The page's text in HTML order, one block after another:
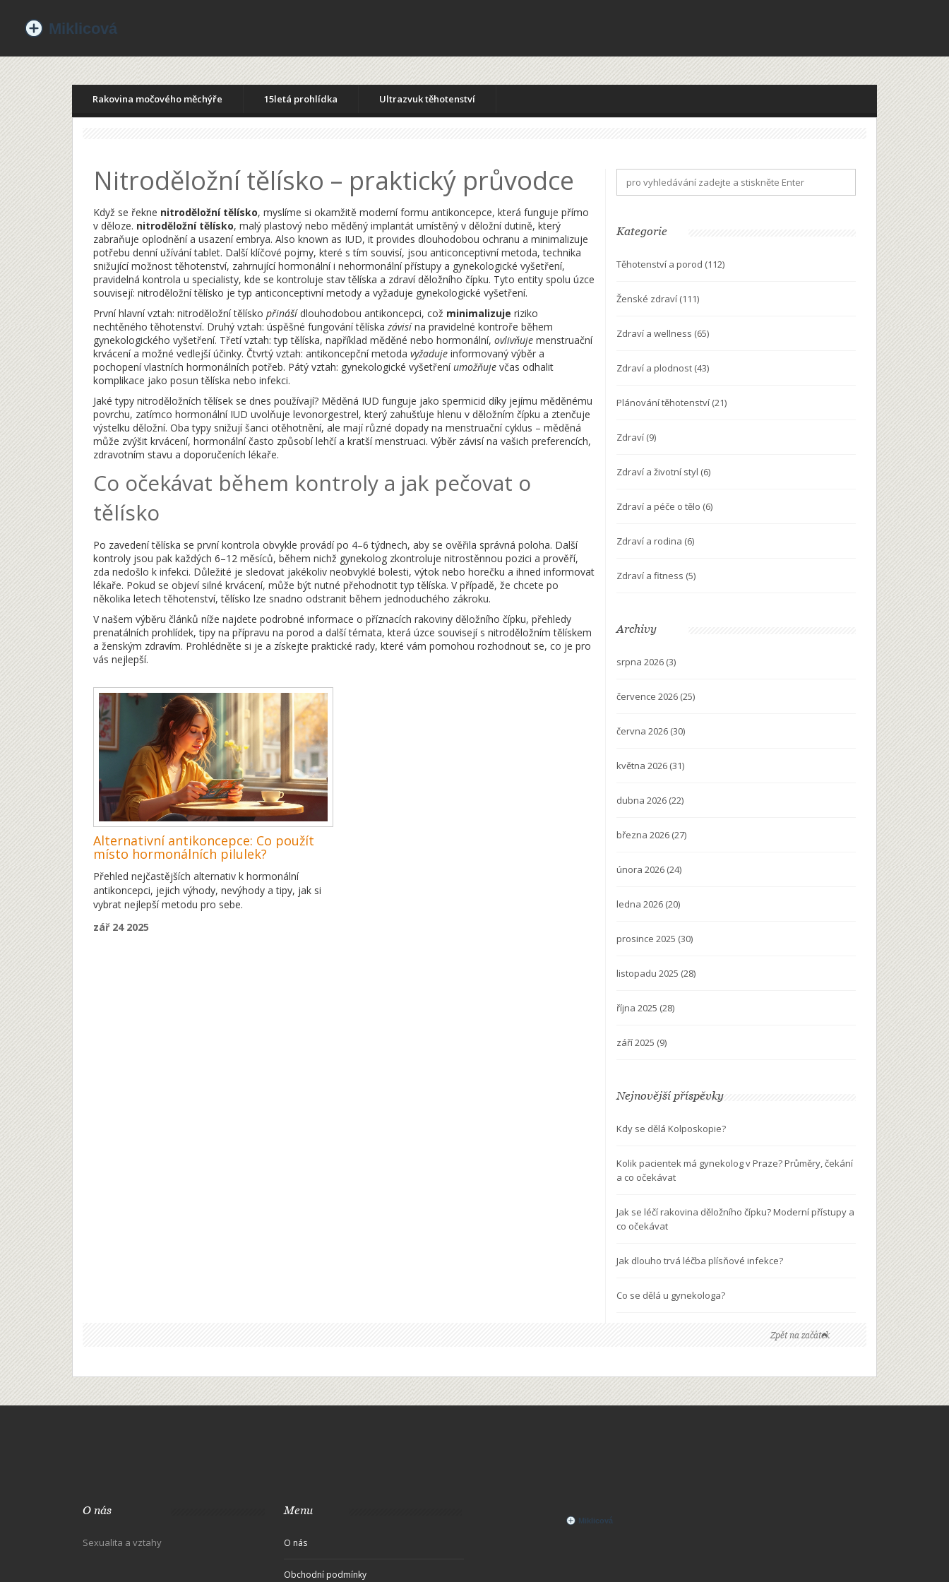
Rakovina močového měchýře 15letá prohlídka Ultrazvuk těhotenství
Nitroděložní tělísko – praktický průvodce
Když se řekne nitroděložní tělísko, myslíme si okamžitě moderní formu antikoncepce, která funguje přímo
v děloze. nitroděložní tělísko, malý plastový nebo měděný implantát umístěný v děložní dutině, který
zabraňuje oplodnění a usazení embrya. Also known as IUD, it provides dlouhodobou ochranu a minimalizuje
potřebu denní užívání tablet. Další klíčové pojmy, které s tím souvisí, jsou anticonceptivní metoda,technika
snižující možnost těhotenství, zahrnující hormonální i nehormonální přístupy a gynekologické vyšetření,
pravidelná kontrola u specialisty, kde se kontroluje stav tělíska a zdraví děložního čípku. Tyto entity spolu úzce
souvisejí: nitroděložní tělísko je typ anticonceptivní metody a vyžaduje gynekologické vyšetření.
První hlavní vztah: nitroděložní tělísko přinášídlouhodobou antikoncepci, což minimalizuje riziko
nechtěného těhotenství. Druhý vztah: úspěšné fungování tělískazávisína pravidelné kontroře během
gynekologického vyšetření. Třetí vztah: typ tělíska, například měděné nebo hormonální, ovlivňuje menstruační
krvácení a možné vedlejší účinky. Čtvrtý vztah: antikoncepční metoda vyžaduje informovaný výběr a
pochopení vlastních hormonálních potřeb. Pátý vztah: gynekologické vyšetřeníumožňuje včas odhalit
komplikace jako posun tělíska nebo infekci.
Jaké typy nitroděložních tělísek se dnes používají? Měděná IUD funguje jako spermicid díky jejímu měděnému
povrchu, zatímco hormonální IUD uvolňuje levonorgestrel, který zahušťuje hlenu v děložním čípku a ztenčuje
výstelku děložní. Oba typy snižují šanci otěhotnění, ale mají různé dopady na menstruační cyklus – měděná
může zvýšit krvácení, hormonální často způsobí lehčí a kratší menstruaci. Výběr závisí na vašich preferencích,
zdravotním stavu a doporučeních lékaře.
Co očekávat během kontroly a jak pečovat o
tělísko
Po zavedení tělíska se první kontrola obvykle provádí po 4–6 týdnech, aby se ověřila správná poloha. Další
kontroly jsou pak každých 6–12 měsíců, během nichž gynekolog zkontroluje nitrostěnnou pozici a prověří,
zda nedošlo k infekci. Důležité je sledovat jakékoliv neobvyklé bolesti, výtok nebo horečku a ihned informovat
lékaře. Pokud se objeví silné krvácení, může být nutné přehodnotit typ tělíska. V případě, že chcete po
několika letech těhotenství, tělísko lze snadno odstranit během jednoduchého zákroku.
V našem výběru článků níže najdete podrobné informace o příznacích rakoviny děložního čípku, přehledy
prenatálních prohlídek, tipy na přípravu na porod a další témata, která úzce souvisejí s nitroděložním tělískem
a ženským zdravím. Prohlédněte si je a získejte praktické rady, které vám pomohou rozhodnout se, co je pro
vás nejlepší.
Alternativní antikoncepce: Co použít
místo hormonálních pilulek?
Přehled nejčastějších alternativ k hormonální
antikoncepci, jejich výhody, nevýhody a tipy, jak si
vybrat nejlepší metodu pro sebe.
zář 24 2025
Kategorie
Těhotenství a porod (112)
Ženské zdraví (111)
Zdraví a wellness (65)
Zdraví a plodnost (43)
Plánování těhotenství (21)
Zdraví (9)
Zdraví a životní styl (6)
Zdraví a péče o tělo (6)
Zdraví a rodina (6)
Zdraví a fitness (5)
Archivy
srpna 2026 (3)
července 2026 (25)
června 2026 (30)
května 2026 (31)
dubna 2026 (22)
března 2026 (27)
února 2026 (24)
ledna 2026 (20)
prosince 2025 (30)
listopadu 2025 (28)
října 2025 (28)
září 2025 (9)
Nejnovější příspěvky
Kdy se dělá Kolposkopie?
Kolik pacientek má gynekolog v Praze? Průměry, čekání
a co očekávat
Jak se léčí rakovina děložního čípku? Moderní přístupy a
co očekávat
Jak dlouho trvá léčba plísňové infekce?
Co se dělá u gynekologa?
Zpět na začátek
O nás
Sexualita a vztahy
Menu
O nás
Obchodní podmínky